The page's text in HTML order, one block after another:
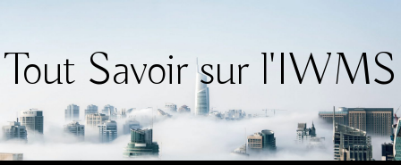
Tout Savoir sur l'IWMS